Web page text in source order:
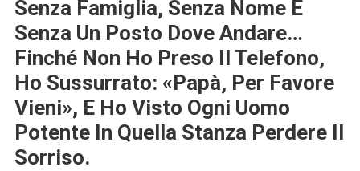
Senza Famiglia, Senza Nome E
Senza Un Posto Dove Andare…
Finché Non Ho Preso Il Telefono,
Ho Sussurrato: «Papà, Per Favore
Vieni», E Ho Visto Ogni Uomo
Potente In Quella Stanza Perdere Il
Sorriso.